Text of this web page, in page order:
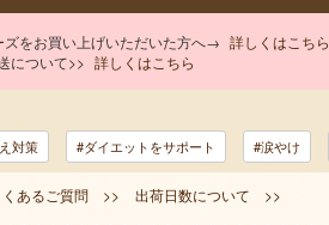
をお買い上げいただいた方へ→ 詳しくはこちら
について>> 詳しくはこちら
対策 #ダイエットをサポート #涙やけ
くあるご質問 >> 出荷日数について >>